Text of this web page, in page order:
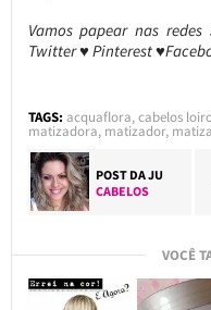
Vamos papear nas
Twitter ♥ Pinterest
TAGS: acquaflora,cabelos
matizadora, matizador,
POST DAJU
CABELOS
VOCÊ